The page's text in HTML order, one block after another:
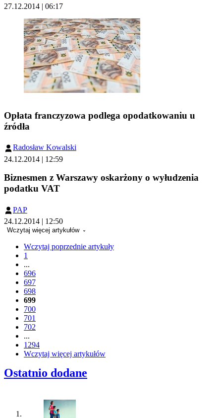
27.12.2014 | 06:17
Opłata franczyzowa podlega opodatkowaniu u
źródła
Radosław Kowalski
24.12.2014 | 12:59
Biznesmen z Warszawy oskarżony o wyłudzenia
podatku VAT
PAP
24.12.2014 | 12:50
Wczytaj więcej artykułów
Wczytaj poprzednie artykuły
1
...
696
697
698
699
700
701
702
...
1294
Wczytaj więcej artykułów
Ostatnio dodane